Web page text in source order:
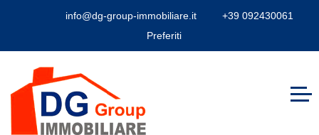
info@dg-group-immobiliare.it
+39 092430061
Preferiti